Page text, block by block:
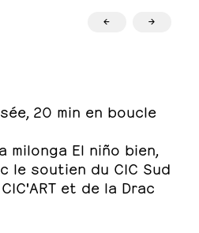
← →
20 min en boucle
milonga El niño bien,
le soutien du CIC Sud
et de la Drac